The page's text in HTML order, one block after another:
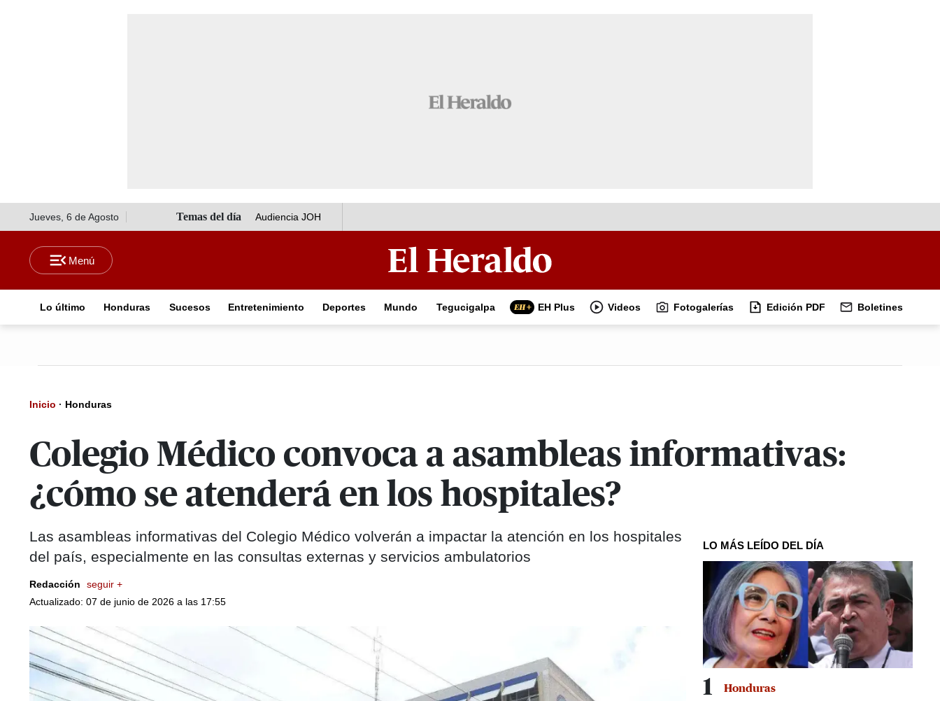
Jueves, 6 de Agosto Audiencia JOH
Lo último Honduras Sucesos Entretenimiento Deportes Mundo Tegucigalpa EH Plus Videos Fotogalerías Edición PDF Boletines
Inicio · Honduras
Colegio Médico convoca a asambleas informativas:
¿cómo se atenderá en los hospitales?
Las asambleas informativas del Colegio Médico volverán a impactar la atención en los hospitales
del país, especialmente en las consultas externas y servicios ambulatorios
Redacción
seguir +
Actualizado: 07 de junio de 2026 a las 17:55
LO MÁS LEÍDO DEL DÍA
1 Honduras